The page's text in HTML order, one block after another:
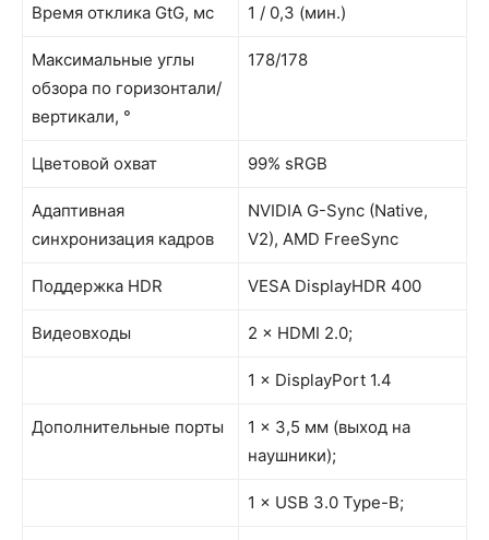
Время отклика GtG, мс 1 / 0,3 (мин.)
Максимальные углы
обзора по горизонтали/
вертикали, °
178/178
Цветовой охват 99% sRGB
Адаптивная
синхронизация кадров
NVIDIA G-Sync (Native,
V2), AMD FreeSync
Поддержка HDR VESA DisplayHDR 400
Видеовходы 2 × HDMI 2.0;
1 × DisplayPort 1.4
Дополнительные порты
1 × 3,5 мм (выход на
наушники);
1 × USB 3.0 Type-B;